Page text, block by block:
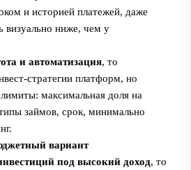
и историей платежей, даже
визуально ниже, чем у
и автоматизация, то
платформ, но
лимиты: максимальная доля на
займов, срок, минимально
вариант
под высокий доход, то